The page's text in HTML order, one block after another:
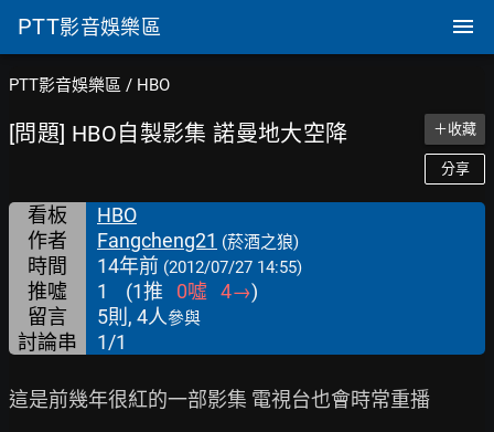
PTT影音娛樂區
PTT影音娛樂區 / HBO
[問題] HBO自製影集 諾曼地大空降 ＋收藏
分享
看板
HBO
作者
Fangcheng21 (菸酒之狼)
時間 14年前 (2012/07/27 14:55)
推噓 1 (1推 0噓 4→)
留言
5則, 4人參與
討論串 1/1
這是前幾年很紅的一部影集 電視台也會時常重播